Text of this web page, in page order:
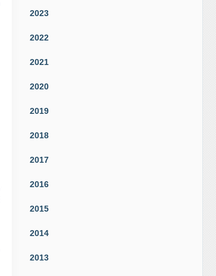
2023
2022
2021
2020
2019
2018
2017
2016
2015
2014
2013